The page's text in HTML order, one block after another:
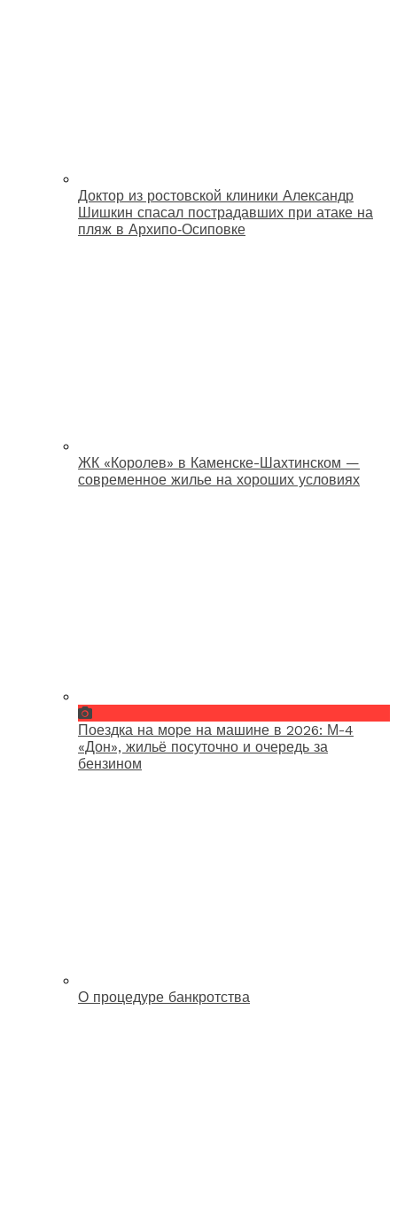
Доктор из ростовской клиники Александр
Шишкин спасал пострадавших при атаке на
пляж в Архипо‑Осиповке
ЖК «Королев» в Каменске-Шахтинском —
современное жилье на хороших условиях
Поездка на море на машине в 2026: М-4
«Дон», жильё посуточно и очередь за
бензином
О процедуре банкротства